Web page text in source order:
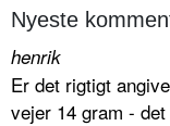
Nyeste
henrik
Er det rigtigt
vejer 14 gram -